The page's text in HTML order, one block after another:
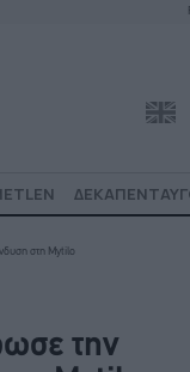
στη Mytilo
την